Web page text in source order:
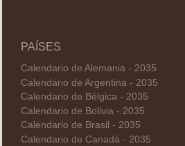
PAÍSES
Calendario de Alemania - 2035
Calendario de Argentina - 2035
Calendario de Bélgica - 2035
Calendario de Bolivia - 2035
Calendario de Brasil - 2035
Calendario de Canadá - 2035